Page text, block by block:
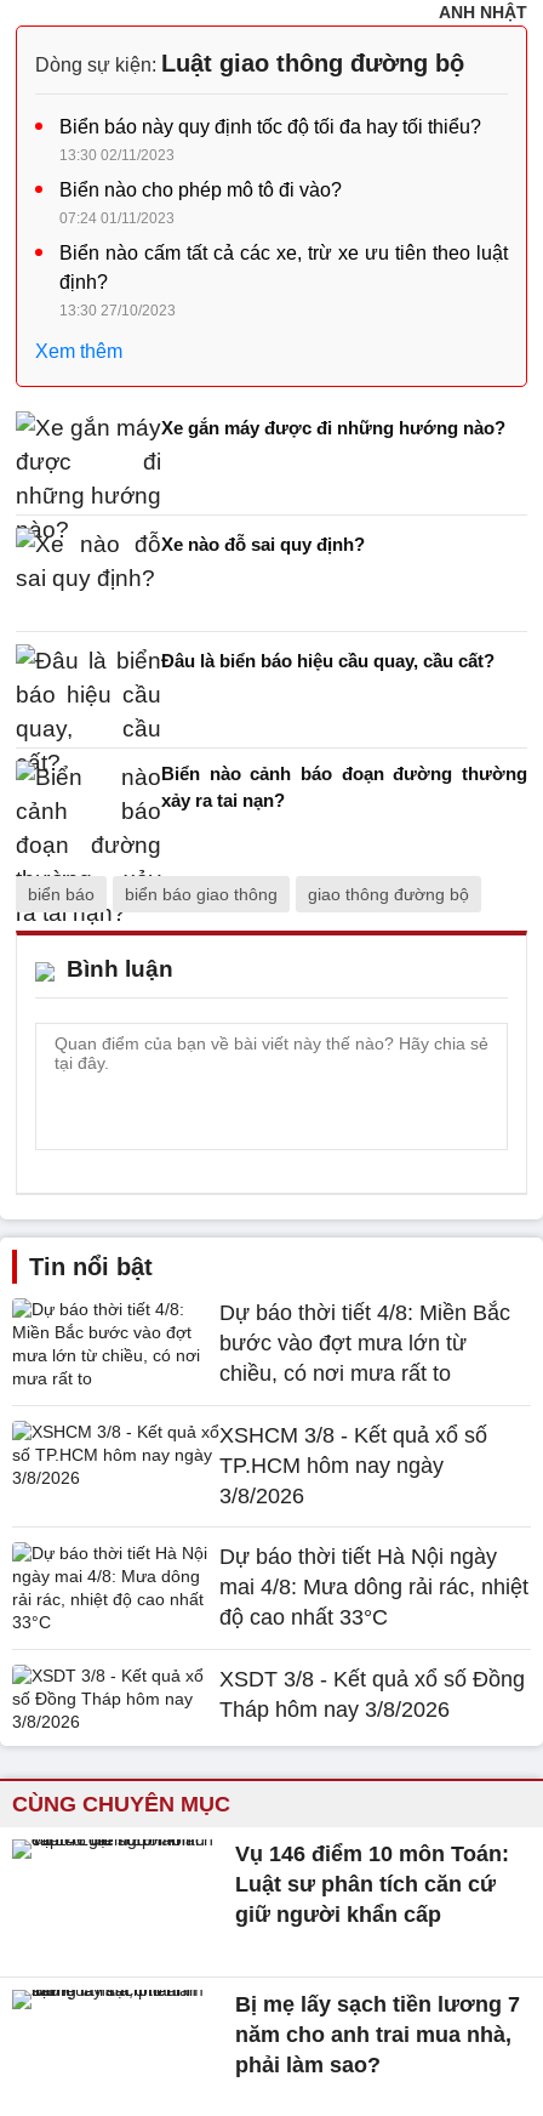
ANH NHẬT
Dòng sự kiện: Luật giao thông đường bộ
Biển báo này quy định tốc độ tối đa hay tối thiểu?
13:30 02/11/2023
Biển nào cho phép mô tô đi vào?
07:24 01/11/2023
Biển nào cấm tất cả các xe, trừ xe ưu tiên theo luật
định?
13:30 27/10/2023
Xem thêm
Xe gắn máy được đi những hướng nào?
Xe nào đỗ sai quy định?
Đâu là biển báo hiệu cầu quay, cầu cất?
Biển nào cảnh báo đoạn đường thường
xảy ra tai nạn?
biển báo biển báo giao thông giao thông đường bộ
Bình luận
Tin nổi bật
Dự báo thời tiết 4/8: Miền Bắc
bước vào đợt mưa lớn từ
chiều, có nơi mưa rất to
XSHCM 3/8 - Kết quả xổ số
TP.HCM hôm nay ngày
3/8/2026
Dự báo thời tiết Hà Nội ngày
mai 4/8: Mưa dông rải rác, nhiệt
độ cao nhất 33°C
XSDT 3/8 - Kết quả xổ số Đồng
Tháp hôm nay 3/8/2026
CÙNG CHUYÊN MỤC
Vụ 146 điểm 10 môn Toán:
Luật sư phân tích căn cứ
giữ người khẩn cấp
Bị mẹ lấy sạch tiền lương 7
năm cho anh trai mua nhà,
phải làm sao?